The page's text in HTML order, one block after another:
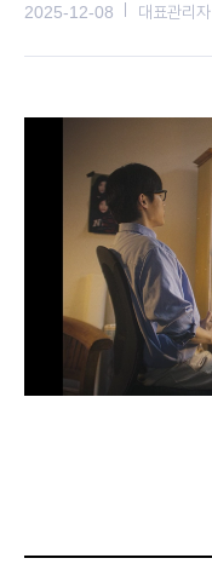
2025-12-08 대표관리자